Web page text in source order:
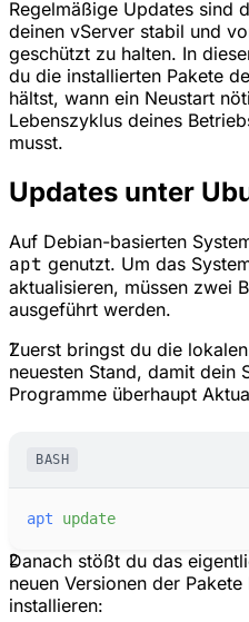
Regelmäßige Updates sind
deinen vServer stabil und
geschützt zu halten. In
du die installierten Pakete
hältst, wann ein Neustart
Lebenszyklus deines
musst.
Updates unter
Auf Debian-basierten
apt genutzt. Um das
aktualisieren, müssen zwei
ausgeführt werden.
1
Zuerst bringst du die
neuesten Stand, damit dein
Programme überhaupt
BASH
apt update
2
Danach stößt du das
neuen Versionen der
installieren: